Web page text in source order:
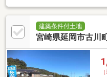
建築条件付土地
宮崎県延岡市古川